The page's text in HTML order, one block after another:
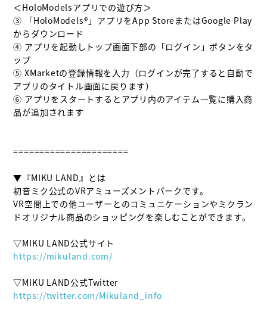
＜HoloModelsアプリでの遊び方＞
③ 「HoloModels®︎」アプリをApp StoreまたはGoogle Play
からダウンロード
④ アプリを起動しトップ画面下部の「ログイン」ボタンをタ
ップ
⑤ XMarketの登録情報を入力（ログインが完了すると自動で
アプリのタイトル画面に戻ります）
⑥ アプリをスタートするとアプリ内のアイテム一覧に購入商
品が追加されます
======================
▼『MIKU LAND』とは
初音ミク公式のVRアミューズメントパークです。
VR空間上での他ユーザーとのコミュニケーションやミクラン
ドオリジナル商品のショッピングを楽しむことができます。
https://mikuland.com/
https://twitter.com/Mikuland_info